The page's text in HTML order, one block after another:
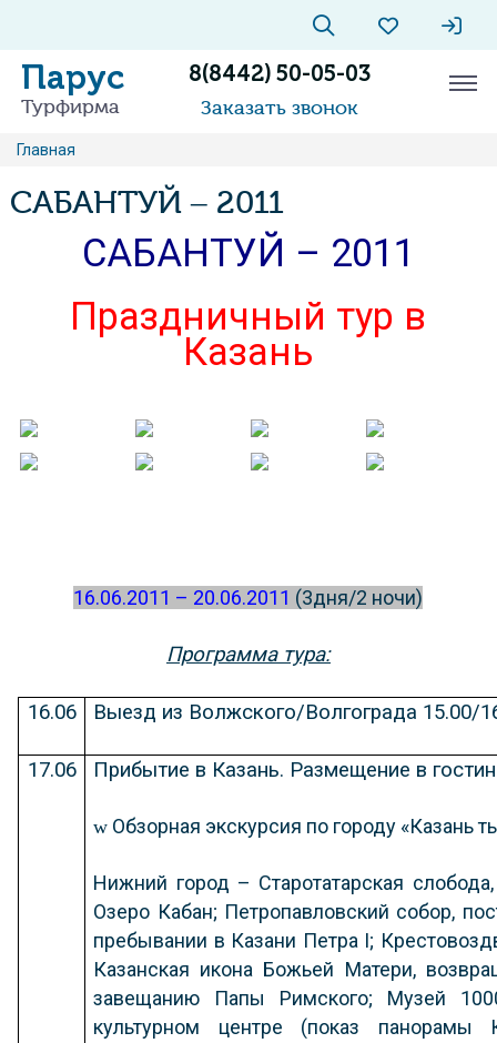
Парус
Турфирма
8(8442) 50-05-03
Заказать звонок
Главная
САБАНТУЙ – 2011
САБАНТУЙ – 2011
Праздничный тур в
Казань
16.06.2011 – 20.06.2011 (3дня/2 ночи)
Программа тура:
16.06 Выезд из Волжского/Волгограда 15.00/
17.06 Прибытие в Казань. Размещение в
w Обзорная экскурсия по городу «Казань
Нижний город – Старотатарская
Озеро Кабан; Петропавловский собор,
пребывании в Казани Петра I;
Казанская икона Божьей Матери,
завещанию Папы Римского; Музей
культурном центре (показ панорамы